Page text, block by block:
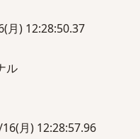
月) 12:28:50.37
ル
月) 12:28:57.96